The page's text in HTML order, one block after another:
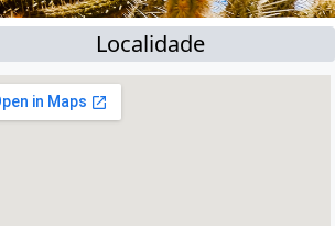
Localidade